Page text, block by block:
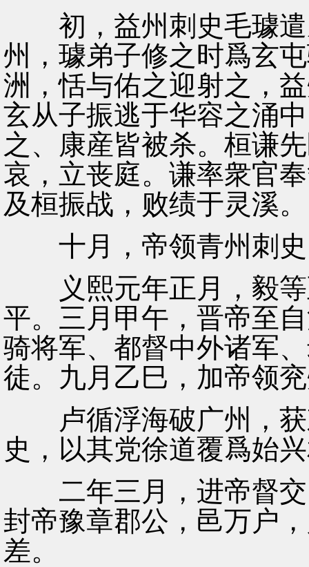
初，益州刺史毛璩遣
州，璩弟子修之时爲玄
洲，恬与佑之迎射之，
玄从子振逃于华容之涌
之、康産皆被杀。桓谦
哀，立丧庭。谦率衆官
及桓振战，败绩于灵溪。
十月，帝领青州刺史
义熙元年正月，毅等
平。三月甲午，晋帝至
骑将军、都督中外诸军
徒。九月乙巳，加帝领
卢循浮海破广州，获
史，以其党徐道覆爲始
二年三月，进帝督交
封帝豫章郡公，邑万户
差。